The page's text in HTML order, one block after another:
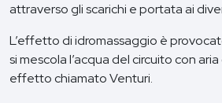
attraverso gli scarichi e portata ai
L’effetto di idromassaggio è
si mescola l’acqua del circuito con
effetto chiamato Venturi.